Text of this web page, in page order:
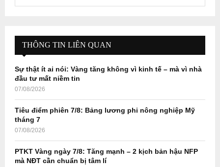
f
r
E
A
H
THÔNG TIN LIÊN QUAN
Sự thật ít ai nói: Vàng tăng không vì kinh tế – mà vì nhà
đầu tư mất niềm tin
07/08/2026
Tiêu điểm phiên 7/8: Bảng lương phi nông nghiệp Mỹ
tháng 7
07/08/2026
PTKT Vàng ngày 7/8: Tăng mạnh – 2 kịch bản hậu NFP
mà NĐT cần chuẩn bị tâm lí